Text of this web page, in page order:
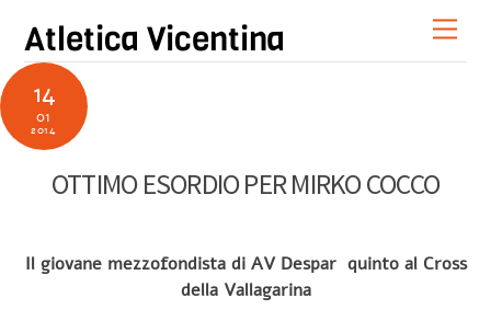
content
Atletica Vicentina
14
01
2014
OTTIMO ESORDIO PER MIRKO COCCO
Il giovane mezzofondista di AV Despar quinto al Cross
della Vallagarina